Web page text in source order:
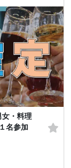
・料理
名参加